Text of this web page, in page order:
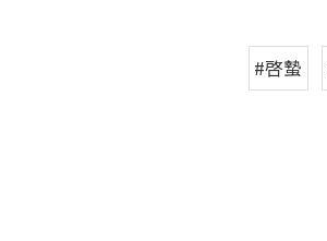
#啓蟄